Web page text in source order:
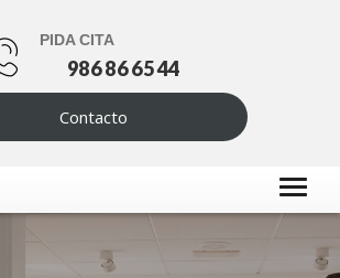
PIDA CITA
986 86 65 44
Contacto